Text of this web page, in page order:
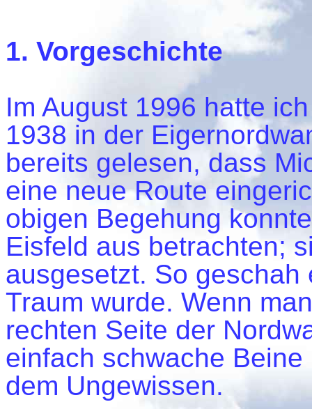
1. Vorgeschichte
Im August 1996 hatte
1938 in der
bereits gelesen, dass
eine neue Route
obigen Begehung
Eisfeld aus betrachten;
ausgesetzt. So
Traum wurde. Wenn
rechten Seite der
einfach schwache
dem Ungewissen.